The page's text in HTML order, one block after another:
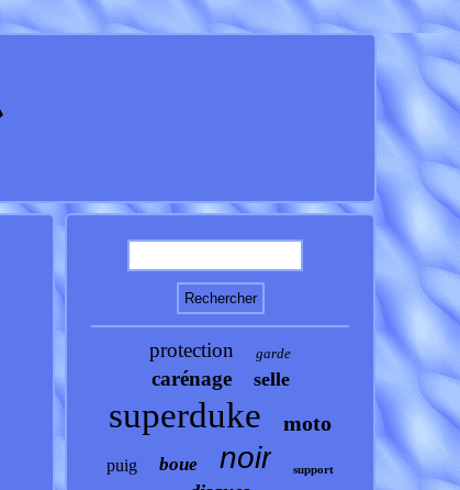
protection garde
carénage selle
superduke moto
puig boue noir support